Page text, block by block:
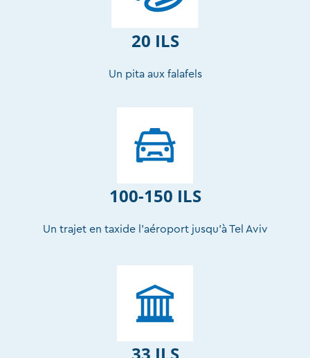
20 ILS
Un pita aux falafels
100-150 ILS
Un trajet en taxide l’aéroport jusqu’à Tel Aviv
33 ILS